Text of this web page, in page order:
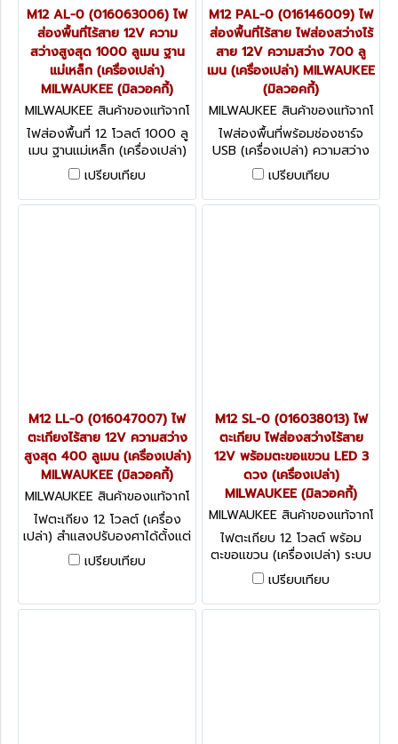
M12 AL-0 (016063006) ไฟ
ส่องพื้นที่ไร้สาย 12V ความ
สว่างสูงสุด 1000 ลูเมน ฐาน
แม่เหล็ก (เครื่องเปล่า)
MILWAUKEE (มิลวอคกี้)
MILWAUKEE สินค้าของแท้จากโ
รงงานผู้ผลิต M12 AL-0 (0160
63006)
ไฟส่องพื้นที่ 12 โวลต์ 1000 ลู
เมน ฐานแม่เหล็ก (เครื่องเปล่า)
กันฝุ่นและน้ำมาตรฐาน IP54
ปกป้องจากฝุ่นและน้ำ
MILWAUKEE (มิลวอคกี้)
เปรียบเทียบ
M12 PAL-0 (016146009) ไฟ
ส่องพื้นที่ไร้สาย ไฟส่องสว่างไร้
สาย 12V ความสว่าง 700 ลู
เมน (เครื่องเปล่า) MILWAUKEE
(มิลวอคกี้)
MILWAUKEE สินค้าของแท้จากโ
รงงานผู้ผลิต M12 PAL-0 (016
146009)
ไฟส่องพื้นที่พร้อมช่องชาร์จ
USB (เครื่องเปล่า) ความสว่าง
ระดับ 700 ลูเมน รับรอง IP54:
ป้องกันฝุ่นและน้ำ MILWAUKEE
(มิลวอคกี้)
เปรียบเทียบ
M12 LL-0 (016047007) ไฟ
ตะเกียงไร้สาย 12V ความสว่าง
สูงสุด 400 ลูเมน (เครื่องเปล่า)
MILWAUKEE (มิลวอคกี้)
MILWAUKEE สินค้าของแท้จากโ
รงงานผู้ผลิต M12 LL-0 (0160
47007)
ไฟตะเกียง 12 โวลต์ (เครื่อง
เปล่า) สำแสงปรับองศาได้ตั้งแต่
180° และ 360° ขนาด 2.1
แอมป์ MILWAUKEE (มิลวอคกี้)
เปรียบเทียบ
M12 SL-0 (016038013) ไฟ
ตะเกียบ ไฟส่องสว่างไร้สาย
12V พร้อมตะขอแขวน LED 3
ดวง (เครื่องเปล่า)
MILWAUKEE (มิลวอคกี้)
MILWAUKEE สินค้าของแท้จากโ
รงงานผู้ผลิต M12 SL-0 (0160
38013)
ไฟตะเกียบ 12 โวลต์ พร้อม
ตะขอแขวน (เครื่องเปล่า) ระบบ
แบตเตอรี่ ลิเธียมไอออน
REDLITHIUM M12 การ
ออกแบบไฟ LED 3 ดวงพลัง
เปรียบเทียบ